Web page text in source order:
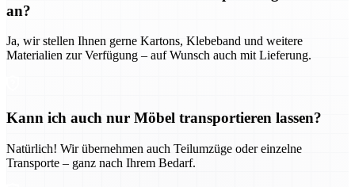
an?
Ja, wir stellen Ihnen gerne Kartons, Klebeband und weitere
Materialien zur Verfügung – auf Wunsch auch mit Lieferung.
Kann ich auch nur Möbel transportieren lassen?
Natürlich! Wir übernehmen auch Teilumzüge oder einzelne
Transporte – ganz nach Ihrem Bedarf.